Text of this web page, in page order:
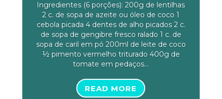
Ingredientes (6 porções): 200g de lentilhas
2 c. de sopa de azeite ou óleo de coco 1
cebola picada 4 dentes de alho picados 2 c.
de sopa de gengibre fresco ralado 1 c. de
sopa de caril em pó 200ml de leite de coco
½ pimento vermelho triturado 400g de
tomate em pedaços...
READ MORE